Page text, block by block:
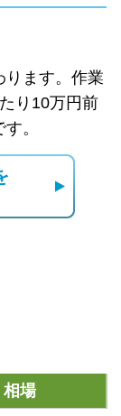
ります。作業
り10万円前
。
相場